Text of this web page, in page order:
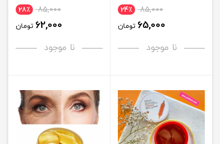
85,000 24٪
65,000 تومان
نا موجود
85,000 28٪
62,000 تومان
نا موجود